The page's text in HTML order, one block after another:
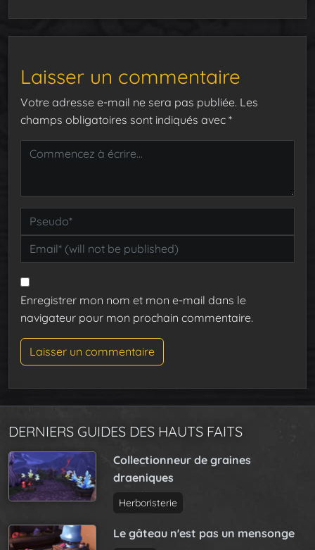
Laisser un commentaire
Votre adresse e-mail ne sera pas publiée. Les
champs obligatoires sont indiqués avec *
Enregistrer mon nom et mon e-mail dans le
navigateur pour mon prochain commentaire.
DERNIERS GUIDES DES HAUTS FAITS
Collectionneur de graines
draeniques
Herboristerie
Le gâteau n'est pas un mensonge